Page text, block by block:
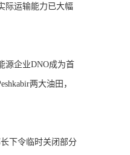
际运输能力已大幅
源企业DNO成为首
两大油田，
下令临时关闭部分